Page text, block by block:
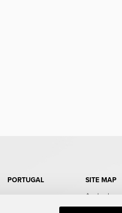
PORTUGAL
SITE MAP
Aanbod
Doe de test